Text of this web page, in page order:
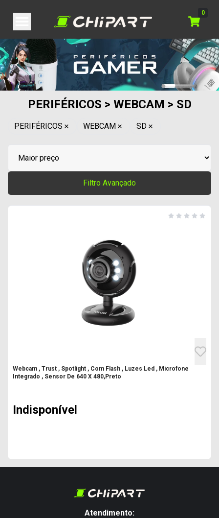
0
PERIFÉRICOS > WEBCAM > SD
PERIFÉRICOS WEBCAM SD
Filtro Avançado
Webcam , Trust , Spotlight , Com Flash , Luzes Led , Microfone
Integrado , Sensor De 640 X 480,Preto
Indisponível
Atendimento: